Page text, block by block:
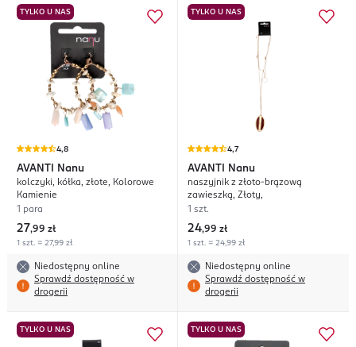
TYLKO U NAS
4,8
AVANTI Nanu
kolczyki, kółka, złote, Kolorowe
Kamienie
1 para
27,99 zł
1 szt. = 27,99 zł
Niedostępny online
Sprawdź dostępność w
drogerii
TYLKO U NAS
4,7
AVANTI Nanu
naszyjnik z złoto-brązową
zawieszką, Złoty,
1 szt.
24,99 zł
1 szt. = 24,99 zł
Niedostępny online
Sprawdź dostępność w
drogerii
TYLKO U NAS TYLKO U NAS